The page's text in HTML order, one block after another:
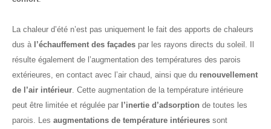
La chaleur d’été n’est pas uniquement le fait des apports de chaleurs
dus à l’échauffement des façades par les rayons directs du soleil. Il
résulte également de l’augmentation des températures des parois
extérieures, en contact avec l’air chaud, ainsi que du renouvellement
de l’air intérieur. Cette augmentation de la température intérieure
peut être limitée et régulée par l’inertie d’adsorption de toutes les
parois. Les augmentations de température intérieures sont